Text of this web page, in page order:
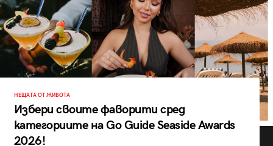
НЕЩАТА ОТ ЖИВОТА
Избери своите фаворити сред
категориите на Go Guide Seaside Awards
2026!